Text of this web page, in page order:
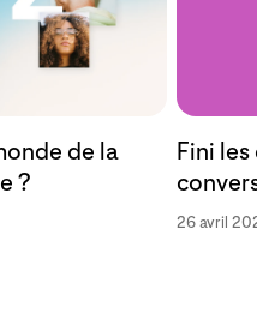
de la
?
Fini les
26 avril